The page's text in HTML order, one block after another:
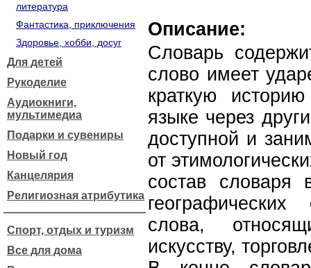
литература
Фантастика, приключения
Здоровье, хобби, досуг
Для детей
Рукоделие
Аудиокниги,
мультимедиа
Подарки и сувениры
Новый год
Канцелярия
Религиозная атрибутика
Спорт, отдых и туризм
Все для дома
Описание:
Словарь
слово имеет
краткую
языке через
доступной и
от
состав словаря
слова,
искусству,